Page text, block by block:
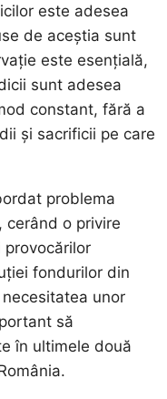
este adesea
de aceștia sunt
este esențială,
sunt adesea
constant, fără a
și sacrificii pe care
problema
cerând o privire
provocărilor
fondurilor din
unor
să
în ultimele două